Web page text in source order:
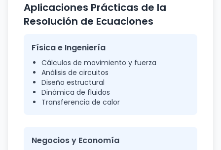
Aplicaciones Prácticas de la
Resolución de Ecuaciones
Física e Ingeniería
Cálculos de movimiento y fuerza
Análisis de circuitos
Diseño estructural
Dinámica de fluidos
Transferencia de calor
Negocios y Economía